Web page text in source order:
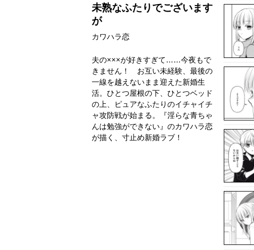
未熟なふたりでございます
が
カワハラ恋
夫の×××が好きすぎて……今夜もで
きません！ お互い未経験、最後の
一線を越えないまま迎えた新婚生
活。ひとつ屋根の下、ひとつベッド
の上、ピュアなふたりのイチャイチ
ャ攻防戦が始まる。『淫らな青ちゃ
んは勉強ができない』のカワハラ恋
が描く、寸止め新婚ラブ！